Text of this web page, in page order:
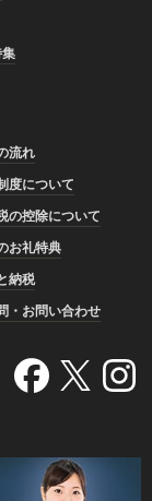
流れ
度について
の控除について
お礼特典
納税
・お問い合わせ